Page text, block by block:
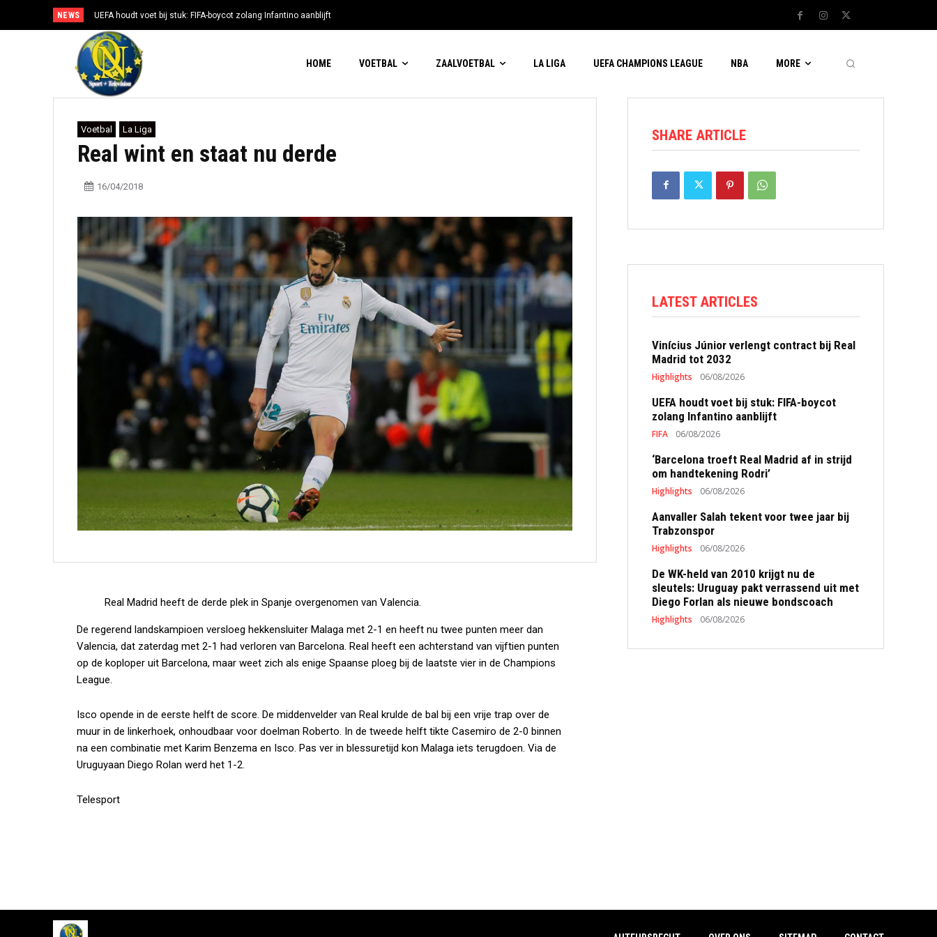
NEWS UEFA houdt voet bij stuk: FIFA-boycot zolang Infantino aanblijft
HOME VOETBAL ZAALVOETBAL LA LIGA UEFA CHAMPIONS LEAGUE NBA MORE
Voetbal La Liga
Real wint en staat nu derde
16/04/2018
Real Madrid heeft de derde plek in Spanje overgenomen van Valencia.
De regerend landskampioen versloeg hekkensluiter Malaga met 2-1 en heeft nu twee punten meer dan
Valencia, dat zaterdag met 2-1 had verloren van Barcelona. Real heeft een achterstand van vijftien punten
op de koploper uit Barcelona, maar weet zich als enige Spaanse ploeg bij de laatste vier in de Champions
League.
Isco opende in de eerste helft de score. De middenvelder van Real krulde de bal bij een vrije trap over de
muur in de linkerhoek, onhoudbaar voor doelman Roberto. In de tweede helft tikte Casemiro de 2-0 binnen
na een combinatie met Karim Benzema en Isco. Pas ver in blessuretijd kon Malaga iets terugdoen. Via de
Uruguyaan Diego Rolan werd het 1-2.
Telesport
SHARE ARTICLE
LATEST ARTICLES
Vinícius Júnior verlengt contract bij Real
Madrid tot 2032
Highlights 06/08/2026
UEFA houdt voet bij stuk: FIFA-boycot
zolang Infantino aanblijft
FIFA 06/08/2026
‘Barcelona troeft Real Madrid af in strijd
om handtekening Rodri’
Highlights 06/08/2026
Aanvaller Salah tekent voor twee jaar bij
Trabzonspor
Highlights 06/08/2026
De WK-held van 2010 krijgt nu de
sleutels: Uruguay pakt verrassend uit met
Diego Forlan als nieuwe bondscoach
Highlights 06/08/2026